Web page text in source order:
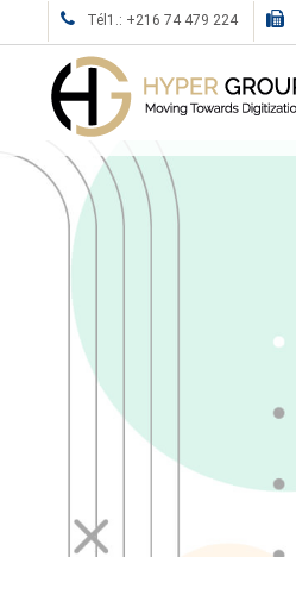
Tél1.: +216 74 479 224